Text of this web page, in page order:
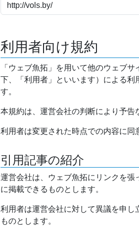
利用者向け規約
「ウェブ魚拓」を用いて他のウェブ
下、「利用者」といいます）による利
す。
本規約は、運営会社の判断により予告
利用者は変更された時点での内容に同
引用記事の紹介
運営会社は、ウェブ魚拓にリンクを
に掲載できるものとします。
利用者は運営会社に対して異議を申
ものとします。